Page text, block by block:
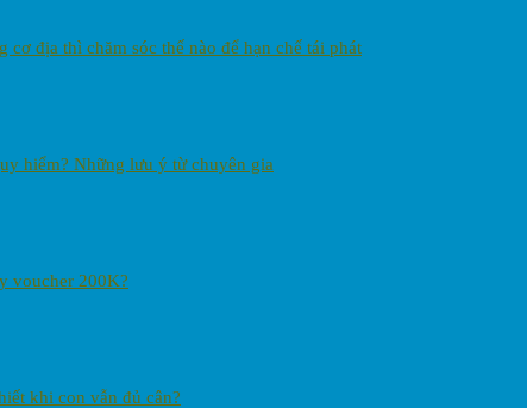
địa thì chăm sóc thế nào để hạn chế tái phát
hiểm? Những lưu ý từ chuyên gia
voucher 200K?
khi con vẫn đủ cân?